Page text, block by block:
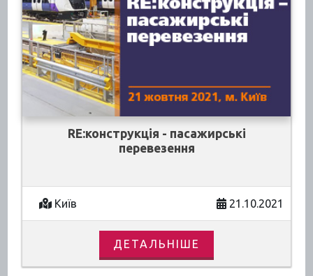
RE:конструкція - пасажирські
перевезення
Київ 21.10.2021
ДЕТАЛЬНІШЕ